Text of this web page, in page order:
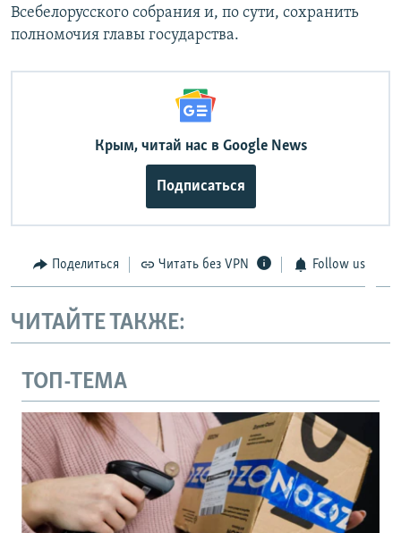
Всебелорусского собрания и, по сути, сохранить
полномочия главы государства.
Крым, читай нас в Google News
Подписаться
Поделиться Читать без VPN Follow us
ЧИТАЙТЕ ТАКЖЕ:
ТОП-ТЕМА